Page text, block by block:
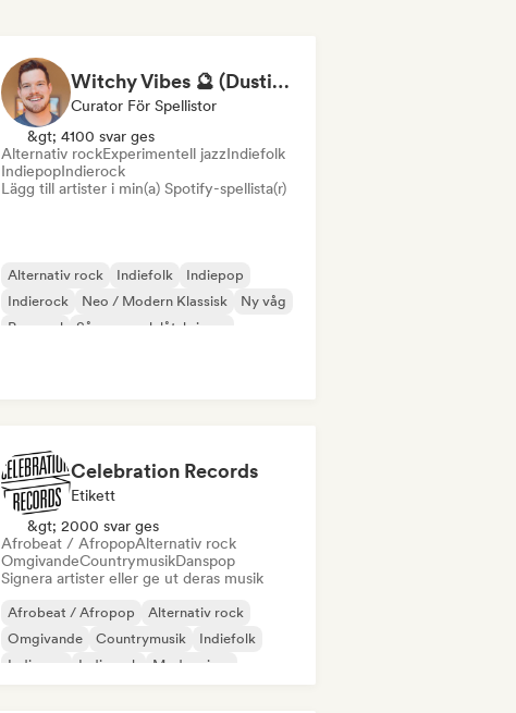
Witchy Vibes 🔮 (Dustin DuBois)
Curator För Spellistor
&gt; 4100 svar ges
Alternativ rockExperimentell jazzIndiefolk
IndiepopIndierock
Lägg till artister i min(a) Spotify-spellista(r)
Alternativ rock Indiefolk
Indiepop
Indierock
Neo / Modern Klassisk
Ny våg
Pop soul
Sångare och låtskrivare
Celebration Records
Etikett
&gt; 2000 svar ges
Afrobeat / AfropopAlternativ rock
OmgivandeCountrymusikDanspop
Signera artister eller ge ut deras musik
Afrobeat / Afropop
Alternativ rock
Omgivande
Countrymusik
Indiefolk
Indiepop
Indierock Modern jazz